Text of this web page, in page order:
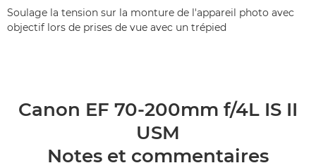
Soulage la tension sur la monture de l'appareil photo avec
objectif lors de prises de vue avec un trépied
Canon EF 70-200mm f/4L IS II
USM
Notes et commentaires